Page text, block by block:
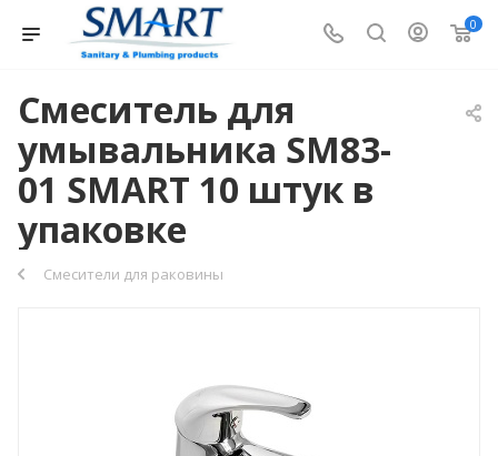
0
Смеситель для
умывальника SM83-
01 SMART 10 штук в
упаковке
Смесители для раковины